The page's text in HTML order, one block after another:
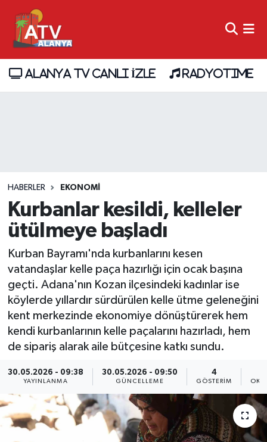
ALANYA TV CANLI İZLE RADYOTIME
HABERLER EKONOMİ
Kurbanlar kesildi, kelleler
ütülmeye başladı
Kurban Bayramı'nda kurbanlarını kesen
vatandaşlar kelle paça hazırlığı için ocak başına
geçti. Adana'nın Kozan ilçesindeki kadınlar ise
köylerde yıllardır sürdürülen kelle ütme geleneğini
kent merkezinde ekonomiye dönüştürerek hem
kendi kurbanlarının kelle paçalarını hazırladı, hem
de sipariş alarak aile bütçesine katkı sundu.
30.05.2026 - 09:38
YAYINLANMA
30.05.2026 - 09:50
GÜNCELLEME
4
GÖSTERIM